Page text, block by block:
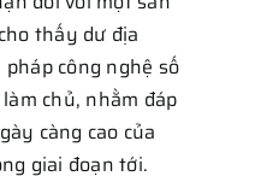
thấy dư địa
công nghệ số
chủ, nhằm đáp
càng cao của
giai đoạn tới.